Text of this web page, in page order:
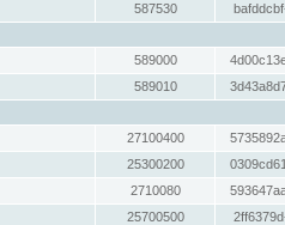
587530
589000
589010
27100400
25300200
2710080
25700500